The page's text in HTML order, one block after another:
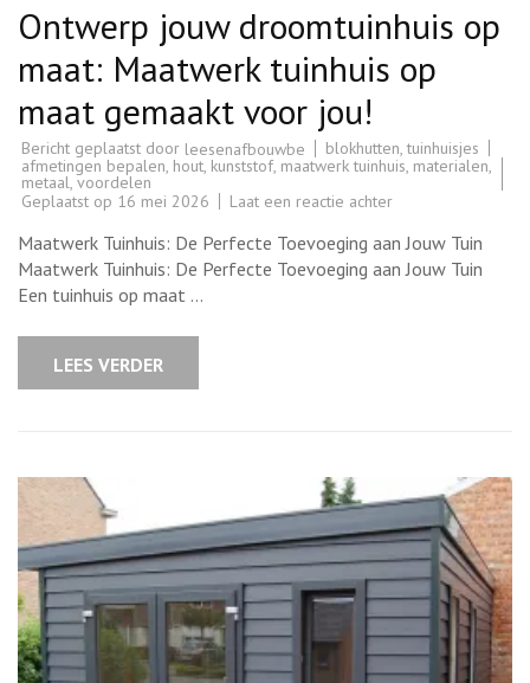
Ontwerp jouw droomtuinhuis op
maat: Maatwerk tuinhuis op
maat gemaakt voor jou!
Bericht geplaatst door leesenafbouwbe blokhutten,tuinhuisjes
afmetingen bepalen, hout, kunststof, maatwerk tuinhuis, materialen,
metaal,voordelen
Geplaatst op 16 mei 2026 Laat een reactie achterop
jouw
droomtuinhuis
op
maat:
Maatwerk Tuinhuis: De Perfecte Toevoeging aan Jouw Tuin
Maatwerk Tuinhuis: De Perfecte Toevoeging aan Jouw Tuin
Een tuinhuis op maat …
LEES VERDER